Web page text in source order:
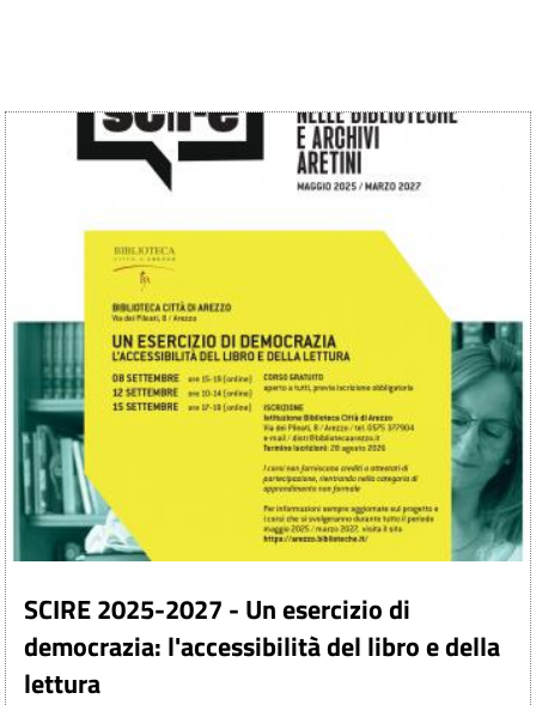
SCIRE 2025-2027 - Un esercizio di
democrazia: l'accessibilità del libro e della
lettura